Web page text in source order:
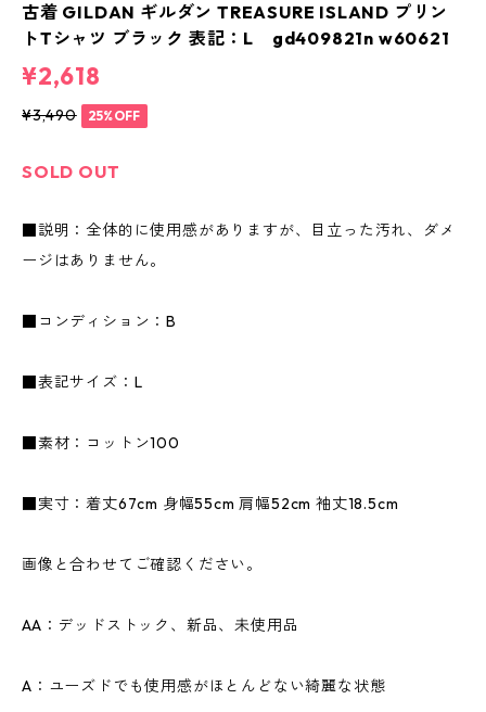
古着 GILDAN ギルダン TREASURE ISLAND プリン
トTシャツ ブラック 表記：L gd409821n w60621
¥2,618
¥3,490 25%OFF
SOLD OUT
■説明：全体的に使用感がありますが、目立った汚れ、ダメ
ージはありません。
■コンディション：B
■表記サイズ：L
■素材：コットン100
■実寸：着丈67cm 身幅55cm 肩幅52cm 袖丈18.5cm
画像と合わせてご確認ください。
AA：デッドストック、新品、未使用品
A：ユーズドでも使用感がほとんどない綺麗な状態